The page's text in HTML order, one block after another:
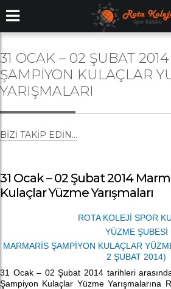
31 OCAK – 02 ŞUBAT
ŞAMPIYON KULAÇLAR
YARIŞMALARI
BIZI TAKIP EDIN...
31 Ocak – 02 Şubat 2014
Kulaçlar Yüzme Yarışmaları
ROTA KOLEJİ SPOR
YÜZME ŞUBESİ
MARMARİS ŞAMPİYON KULAÇLAR
2 ŞUBAT 2014)
31 Ocak – 02 Şubat 2014 tarihleri
Şampiyon Kulaçlar Yüzme Yarışmalarına